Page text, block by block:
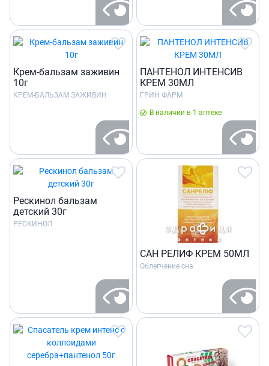
Крем-бальзам заживин
10г
КРЕМ-БАЛЬЗАМ ЗАЖИВИН
ПАНТЕНОЛ ИНТЕНСИВ
КРЕМ 30МЛ
ГРИН ФАРМ
В наличии в 1 аптеке
Рескинол бальзам
детский 30г
РЕСКИНОЛ
САН РЕЛИФ КРЕМ 50МЛ
Облегчение сна